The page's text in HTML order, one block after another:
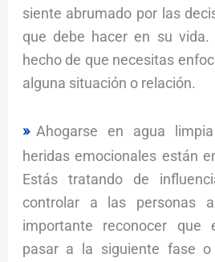
siente abrumado por las
que debe hacer en su vida.
hecho de que necesitas
alguna situación o relación.
Ahogarse en agua
heridas emocionales están
Estás tratando de
controlar a las personas
importante reconocer que
pasar a la siguiente fase